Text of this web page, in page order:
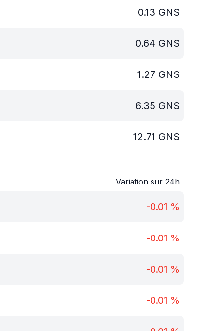
0.13 GNS
0.64 GNS
1.27 GNS
6.35 GNS
12.71 GNS
Variation sur 24h
-0.01 %
-0.01 %
-0.01 %
-0.01 %